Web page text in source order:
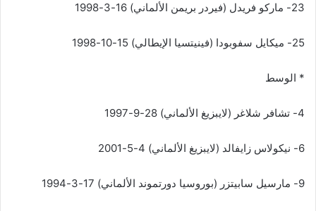
23- ماركو فريدل (فيردر بريمن الألماني) 16-3-1998
25- ميكايل سفوبودا (فينيتسيا الإيطالي) 15-10-1998
* الوسط
4- تشافر شلاغر (لايبزيغ الألماني) 28-9-1997
6- نيكولاس زايفالد (لايبزيغ الألماني) 4-5-2001
9- مارسيل سابيتزر (بوروسيا دورتموند الألماني) 17-3-1994